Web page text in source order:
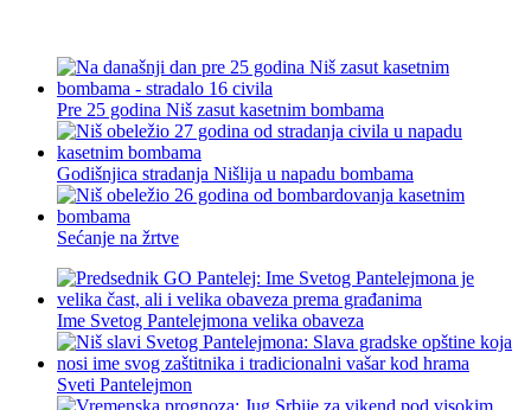
Pre 25 godina Niš zasut kasetnim bombama
Godišnjica stradanja Nišlija u napadu bombama
Sećanje na žrtve
Ime Svetog Pantelejmona velika obaveza
Sveti Pantelejmon